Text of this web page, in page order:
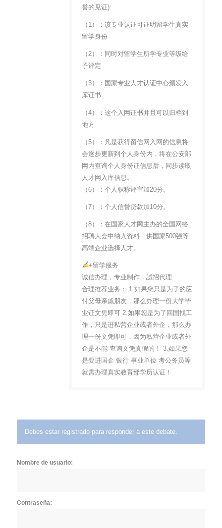
誉的见证):
（1）：该专业认证可证明留学生真实
留学身份
（2）：同时对留学生所学专业等级给
予评定
（3）：国家专业人才认证中心颁发入
库证书
（4）：这个入网证书并且可以归档到
地方
（5）：凡是获得留信网入网的信息将
会逐步更新到个人身份内，将在公安部
网内查询个人身份证信息后，同步读取
人才网入库信息。
（6）：个人职称评审加20分。
（7）：个人信誉贷款加10分。
（8）：在国家人才网主办的全国网络
招聘大会中纳入资料，供国家500强等
高端企业选择人才。
+留学服务
诚信办理，专业制作，誠招代理
合理推荐业务： 1.如果您只是为了的应
付父母亲戚朋友，那么办理一份大学毕
业证文凭即可 2.如果您是为了回国找工
作，只是进私营企业或者外企，那么办
理一份文凭即可，因为私营企业或者外
企是不能 查询文凭真假的！ 3.如果您
是要进国企 银行 事业单位 考公务员等
就需办理真实教育部学历认证！
Debes estar registrado para responder a este debate.
Nombre de usuario:
Contraseña: